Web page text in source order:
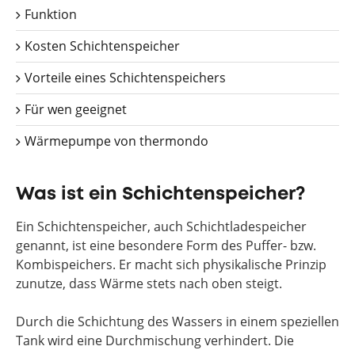
Funktion
Kosten Schichtenspeicher
Vorteile eines Schichtenspeichers
Für wen geeignet
Wärmepumpe von thermondo
Was ist ein Schichtenspeicher?
Ein Schichtenspeicher, auch Schichtladespeicher
genannt, ist eine besondere Form des Puffer- bzw.
Kombispeichers. Er macht sich physikalische Prinzip
zunutze, dass Wärme stets nach oben steigt.
Durch die Schichtung des Wassers in einem speziellen
Tank wird eine Durchmischung verhindert. Die